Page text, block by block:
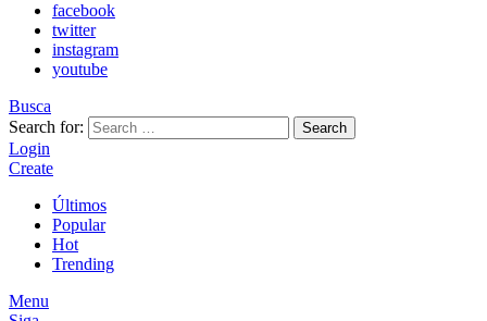
facebook
twitter
instagram
youtube
Busca
Search for:
Search
Login
Create
Últimos
Popular
Hot
Trending
Menu